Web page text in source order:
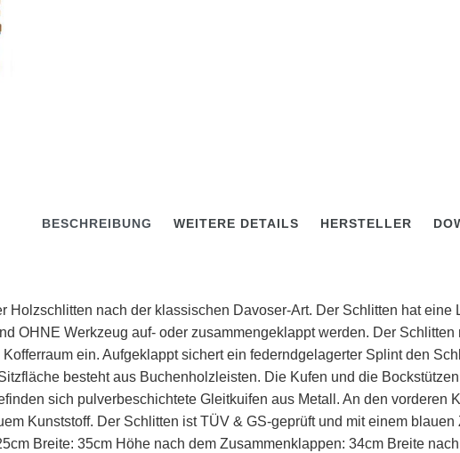
BESCHREIBUNG WEITERE DETAILS HERSTELLER
Holzschlitten nach der klassischen Davoser-Art. Der Schlitten hat eine
OHNE Werkzeug auf- oder zusammengeklappt werden. Der
ein. Aufgeklappt sichert ein federndgelagerter Splint den
besteht aus Buchenholzleisten. Die Kufen und die
sich pulverbeschichtete Gleitkuifen aus Metall. An den vorderen
Kunststoff. Der Schlitten ist TÜV & GS-geprüft und mit einem
Breite: 35cm Höhe nach dem Zusammenklappen: 34cm Breite